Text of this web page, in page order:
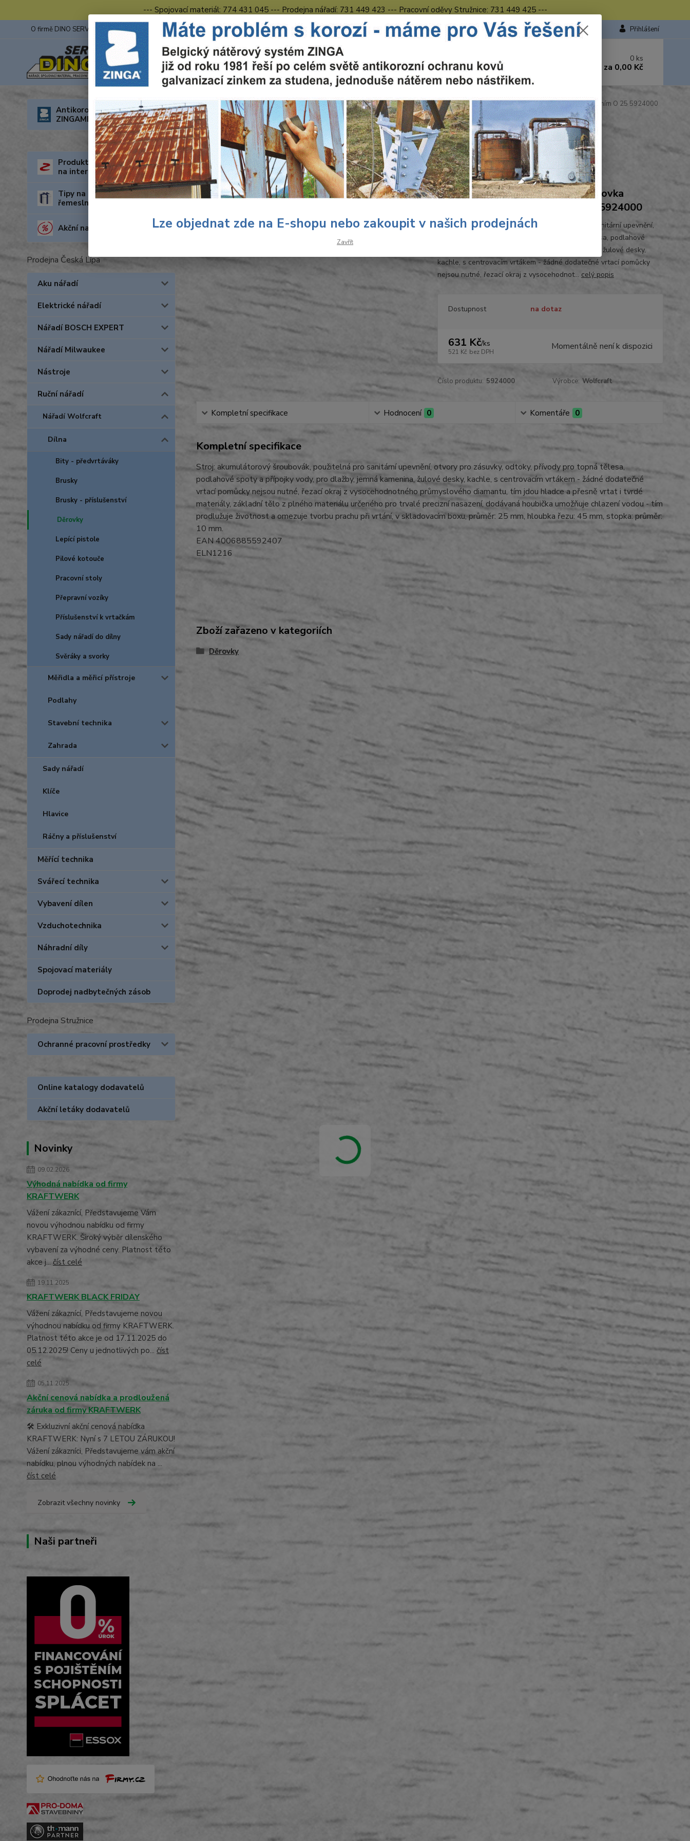
--- Spojovací materiál: 774 431 045 --- Prodejna nářadí: 731 449 423 --- Pracovní oděvy Stružnice: 731 449 425 ---
O firmě DINO SERVIS s.r.o. ZINGA Fotogalerie z výstav Obchodní podmínky Kontakty Česká Lípa Přihlášení
Hledat 731 449 423
8.00 hod. - 16.00 hod.
0 ks
za 0,00 Kč
Antikorozní nátěry
ZINGAMETALL
Produkty za nejnižší cenu
na internetu
Tipy na dárky pro kutily a
řemeslníky
Akční nabídka
Prodejna Česká Lípa
Aku nářadí
Elektrické nářadí
Nářadí BOSCH EXPERT
Nářadí Milwaukee
Nástroje
Ruční nářadí
Nářadí Wolfcraft
Dílna
Bity - předvrtáváky
Brusky
Brusky - příslušenství
Děrovky
Lepící pistole
Pilové kotouče
Pracovní stoly
Přepravní vozíky
Příslušenství k vrtačkám
Sady nářadí do dílny
Svěráky a svorky
Měřidla a měřicí přístroje
Podlahy
Stavební technika
Zahrada
Sady nářadí
Klíče
Hlavice
Ráčny a příslušenství
Měřící technika
Svářecí technika
Vybavení dílen
Vzduchotechnika
Náhradní díly
Spojovací materiály
Doprodej nadbytečných zásob
Prodejna Stružnice
Ochranné pracovní prostředky
Online katalogy dodavatelů
Akční letáky dodavatelů
Novinky
09.02.2026
Výhodná nabídka od firmy
KRAFTWERK
Vážení zákaznící, Představujeme Vám
novou výhodnou nabídku od firmy
KRAFTWERK. Široký výběr dílenského
vybavení za výhodné ceny. Platnost této
akce j... číst celé
19.11.2025
KRAFTWERK BLACK FRIDAY
Vážení zákaznící, Představujeme novou
výhodnou nabídku od firmy KRAFTWERK.
Platnost této akce je od 17.11.2025 do
05.12.2025! Ceny u jednotlivých po... číst
celé
05.11.2025
Akční cenová nabídka a prodloužená
záruka od firmy KRAFTWERK
🛠️ Exkluzivní akční cenová nabídka
KRAFTWERK: Nyní s 7 LETOU ZÁRUKOU!
Vážení zákazníci, Představujeme vám akční
nabídku, plnou výhodných nabídek na ...
číst celé
Zobrazit všechny novinky
Naši partneři
Úvod Ruční nářadí Nářadí Wolfcraft Dílna Děrovky Wolfcraft Wolfcraft Diamant-děrovka Ceramic s vodním chlazením O 25 5924000
Wolfcraft Wolfcraft Diamant-děrovka Ceramic s vodním
chlazením O 25 5924000
Ohodnotit produkt
Wolfcraft Wolfcraft Diamant-děrovka
Ceramic s vodním chlazením O 25 5924000
Stroj: akumulátorový šroubovák, použitelná pro sanitární upevnění,
otvory pro zásuvky, odtoky, přívody pro topná tělesa, podlahové
spoty a přípojky vody, pro dlažby, jemná kamenina, žulové desky,
kachle, s centrovacím vrtákem - žádné dodatečné vrtací pomůcky
nejsou nutné, řezací okraj z vysocehodnot... celý popis
Dostupnost na dotaz
631 Kč/ks
521 Kč bez DPH Momentálně není k dispozici
Číslo produktu: 5924000 Výrobce: Wolfcraft
Kompletní specifikace Hodnocení 0 Komentáře 0
Kompletní specifikace
Stroj: akumulátorový šroubovák, použitelná pro sanitární upevnění, otvory pro zásuvky, odtoky, přívody pro topná tělesa,
podlahové spoty a přípojky vody, pro dlažby, jemná kamenina, žulové desky, kachle, s centrovacím vrtákem - žádné dodatečné
vrtací pomůcky nejsou nutné, řezací okraj z vysocehodnotného průmyslového diamantu, tím jdou hladce a přesně vrtat i tvrdé
materiály, základní tělo z plného materiálu určeného pro trvalé precizní nasazení, dodávaná houbička umožňuje chlazení vodou - tím
prodlužuje životnost a omezuje tvorbu prachu při vrtání, v skladovacím boxu, průměr: 25 mm, hloubka řezu: 45 mm, stopka: průměr:
10 mm.
EAN 4006885592407
ELN1216
Zboží zařazeno v kategoriích
Děrovky
Lze objednat zde na E-shopu nebo zakoupit v našich prodejnách
Zavřít